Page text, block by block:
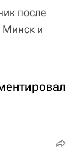
после
Минск и